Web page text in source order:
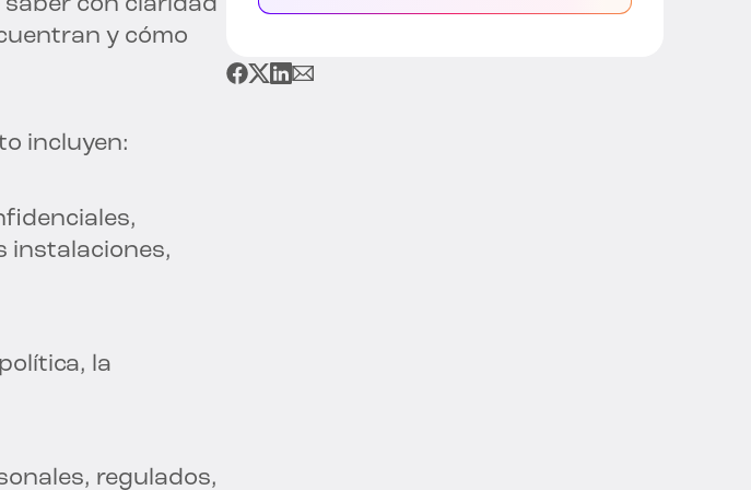
y cómo
incluyen:
instalaciones,
la
regulados,